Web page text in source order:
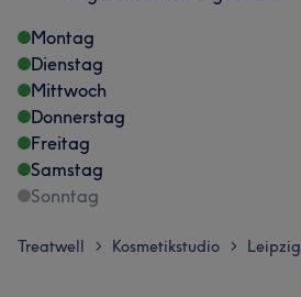
Montag
Dienstag
Mittwoch
Donnerstag
Freitag
Samstag
Sonntag
Treatwell > Kosmetikstudio > Leipzig